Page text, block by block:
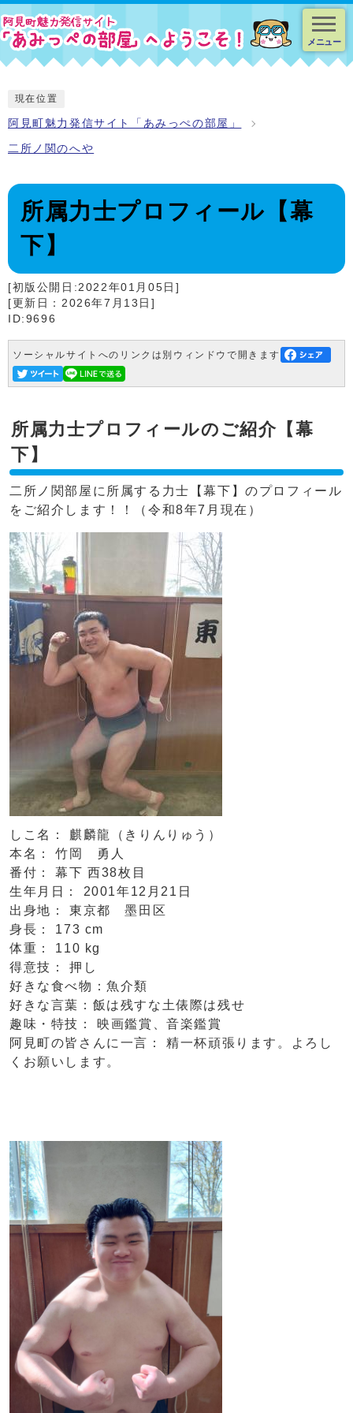
スマートフォン表示用の情報をスキップ
メニュー
現在位置
阿見町魅力発信サイト「あみっぺの部屋」
二所ノ関のへや
所属力士プロフィール【幕
下】
[初版公開日:2022年01月05日]
[更新日：2026年7月13日]
ID:9696
ソーシャルサイトへのリンクは別ウィンドウで開きます
所属力士プロフィールのご紹介【幕
下】
二所ノ関部屋に所属する力士【幕下】のプロフィール
をご紹介します！！（令和8年7月現在）
しこ名： 麒麟龍（きりんりゅう）
本名： 竹岡 勇人
番付： 幕下 西38枚目
生年月日： 2001年12月21日
出身地： 東京都 墨田区
身長： 173 cm
体重： 110 kg
得意技： 押し
好きな食べ物：魚介類
好きな言葉：飯は残すな土俵際は残せ
趣味・特技： 映画鑑賞、音楽鑑賞
阿見町の皆さんに一言： 精一杯頑張ります。よろし
くお願いします。